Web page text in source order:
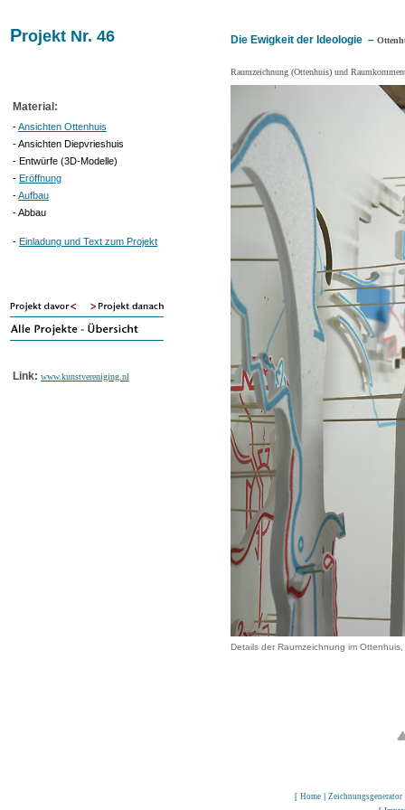
Projekt Nr. 46
Material:
-Ansichten Ottenhuis
- Ansichten Diepvrieshuis
- Entwürfe (3D-Modelle)
- Eröffnung
-Aufbau
- Abbau
- Einladung und Text zum Projekt
Link: www.kunstvereniging.nl
Die Ewigkeit der Ideologie –
Raumzeichnung (Ottenhuis) und
Details der Raumzeichnung im
[Home |Zeichnungsgenerator